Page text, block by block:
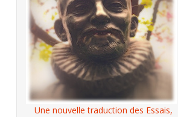
Une nouvelle traduction des Essais,